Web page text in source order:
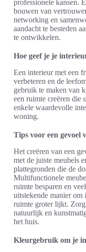
professionele kansen.
bouwen van
networking en
aandacht te besteden
te ontwikkelen.
Hoe geef je je
Een interieur met een
verbeteren en de
gebruik te maken van
een ruimte creëren die
enkele waardevolle
woning.
Tips voor een gevoel
Het creëren van een
met de juiste meubels
plattegronden die de
Multifunctionele
ruimte besparen en
uitstekende manier om
ruimte groter lijkt. Zorg
natuurlijk en
het huis.
Kleurgebruik om je